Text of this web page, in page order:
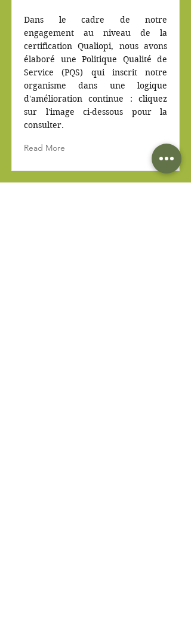
Dans le cadre de notre
engagement au niveau de la
certification Qualiopi, nous avons
élaboré une Politique Qualité de
Service (PQS) qui inscrit notre
organisme dans une logique
d'amélioration continue : cliquez
sur l'image ci-dessous pour la
consulter.
Read More